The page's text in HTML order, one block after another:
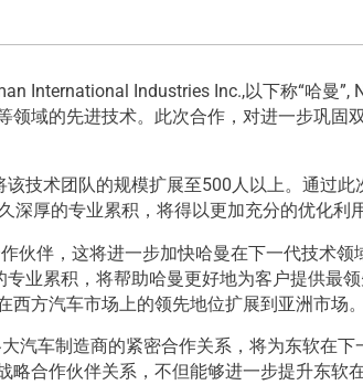
International Industries Inc.,以下称“哈曼”,
域的先进技术。此次合作，对进一步巩固
技术团队的规模扩展至500人以上。通过
厚的专业累积，将得以更加充分的优化利用
伙伴，这将进一步加快哈曼在下一代技术
业累积，将帮助哈曼更好地为客户提供最
方汽车市场上的领先地位扩展到亚洲市场
汽车制造商的紧密合作关系，将为东软在
合作伙伴关系，不但能够进一步提升东软